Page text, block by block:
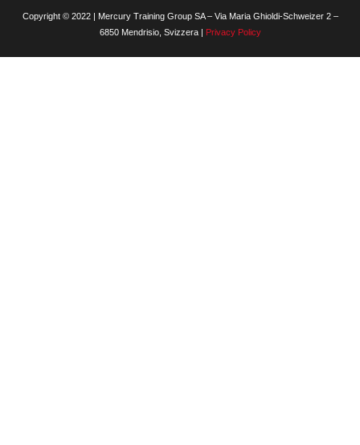
Copyright © 2022 | Mercury Training Group SA – Via Maria Ghioldi-Schweizer 2 –
6850 Mendrisio, Svizzera | Privacy Policy